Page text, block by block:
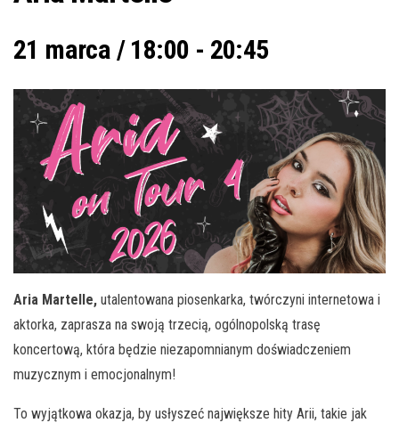
21 marca / 18:00 - 20:45
Aria Martelle, utalentowana piosenkarka, twórczyni internetowa i
aktorka, zaprasza na swoją trzecią, ogólnopolską trasę
koncertową, która będzie niezapomnianym doświadczeniem
muzycznym i emocjonalnym!
To wyjątkowa okazja, by usłyszeć największe hity Arii, takie jak